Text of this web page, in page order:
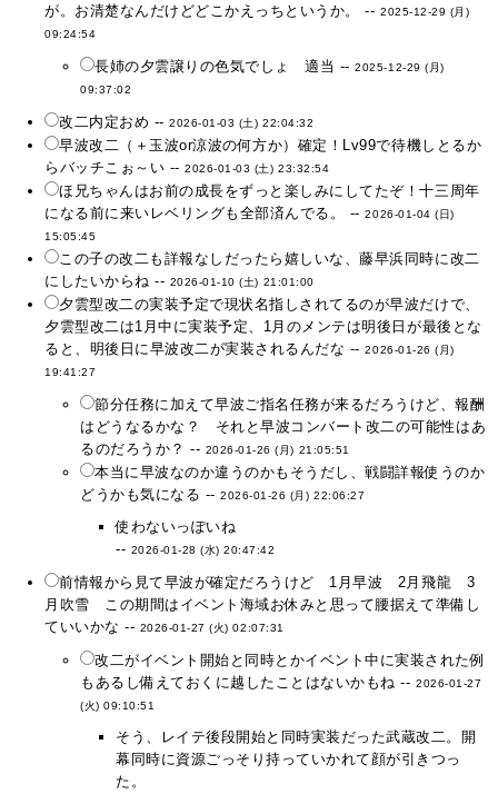
が。お清楚なんだけどどこかえっちというか。 -- 2025-12-29 (月)
09:24:54
長姉の夕雲譲りの色気でしょ 適当 --2025-12-29 (月)
09:37:02
改二内定おめ --2026-01-03 (土) 22:04:32
早波改二（＋玉波or涼波の何方か）確定！Lv99で待機しとるか
らバッチこぉ～い --2026-01-03 (土) 23:32:54
ほ兄ちゃんはお前の成長をずっと楽しみにしてたぞ！十三周年
になる前に来いレベリングも全部済んでる。 --2026-01-04 (日)
15:05:45
この子の改二も詳報なしだったら嬉しいな、藤早浜同時に改二
にしたいからね -- 2026-01-10 (土) 21:01:00
夕雲型改二の実装予定で現状名指しされてるのが早波だけで、
夕雲型改二は1月中に実装予定、1月のメンテは明後日が最後とな
ると、明後日に早波改二が実装されるんだな --2026-01-26 (月)
19:41:27
節分任務に加えて早波ご指名任務が来るだろうけど、報酬
はどうなるかな？ それと早波コンバート改二の可能性はあ
るのだろうか？ -- 2026-01-26 (月) 21:05:51
本当に早波なのか違うのかもそうだし、戦闘詳報使うのか
どうかも気になる --2026-01-26 (月) 22:06:27
使わないっぽいね
-- 2026-01-28 (水) 20:47:42
前情報から見て早波が確定だろうけど 1月早波 2月飛龍 3
月吹雪 この期間はイベント海域お休みと思って腰据えて準備し
ていいかな -- 2026-01-27 (火) 02:07:31
改二がイベント開始と同時とかイベント中に実装された例
もあるし備えておくに越したことはないかもね -- 2026-01-27
(火) 09:10:51
そう、レイテ後段開始と同時実装だった武蔵改二。開
幕同時に資源ごっそり持っていかれて顔が引きつっ
た。